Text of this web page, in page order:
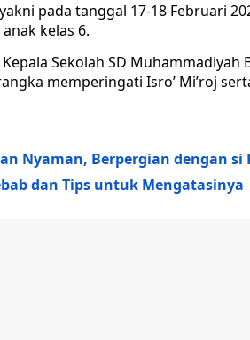
pada tanggal 17-18 Februari
kelas 6.
Sekolah SD Muhammadiyah
memperingati Isro’ Mi’roj
Nyaman, Berpergian dengan si
dan Tips untuk Mengatasinya